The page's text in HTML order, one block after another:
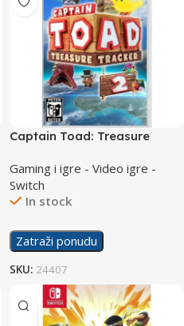
Captain Toad: Treasure
Gaming i igre - Video igre -
Switch
In stock
Zatraži ponudu
SKU: 24407